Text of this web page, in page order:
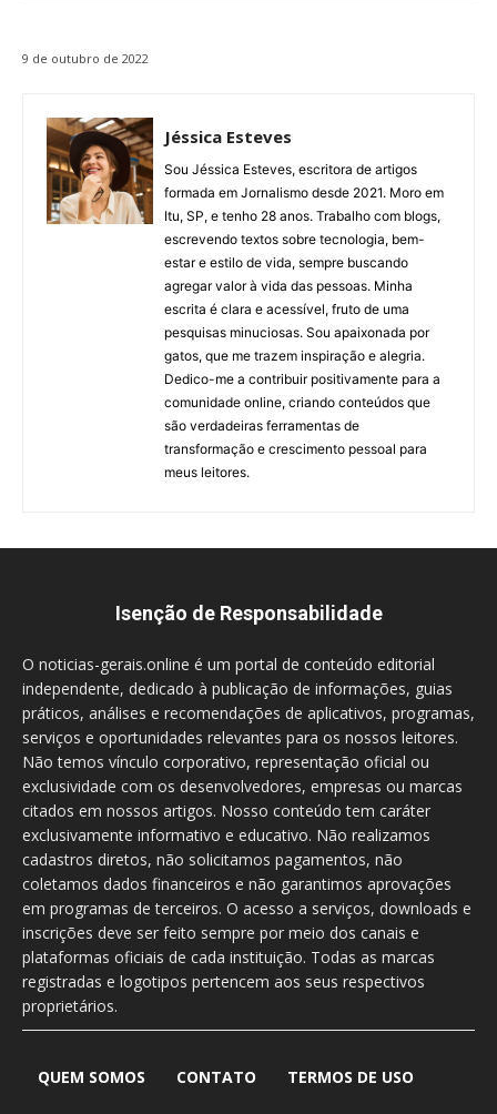
9 de outubro de 2022
Jéssica Esteves
Sou Jéssica Esteves, escritora de artigos
formada em Jornalismo desde 2021. Moro em
Itu, SP, e tenho 28 anos. Trabalho com blogs,
escrevendo textos sobre tecnologia, bem-
estar e estilo de vida, sempre buscando
agregar valor à vida das pessoas. Minha
escrita é clara e acessível, fruto de uma
pesquisas minuciosas. Sou apaixonada por
gatos, que me trazem inspiração e alegria.
Dedico-me a contribuir positivamente para a
comunidade online, criando conteúdos que
são verdadeiras ferramentas de
transformação e crescimento pessoal para
meus leitores.
Isenção de Responsabilidade
O noticias-gerais.online é um portal de conteúdo editorial
independente, dedicado à publicação de informações, guias
práticos, análises e recomendações de aplicativos, programas,
serviços e oportunidades relevantes para os nossos leitores.
Não temos vínculo corporativo, representação oficial ou
exclusividade com os desenvolvedores, empresas ou marcas
citados em nossos artigos. Nosso conteúdo tem caráter
exclusivamente informativo e educativo. Não realizamos
cadastros diretos, não solicitamos pagamentos, não
coletamos dados financeiros e não garantimos aprovações
em programas de terceiros. O acesso a serviços, downloads e
inscrições deve ser feito sempre por meio dos canais e
plataformas oficiais de cada instituição. Todas as marcas
registradas e logotipos pertencem aos seus respectivos
proprietários.
QUEM SOMOS CONTATO TERMOS DE USO